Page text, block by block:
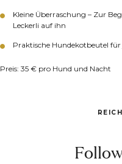
Kleine Überraschung – Zur
Leckerli auf ihn
Praktische Hundekotbeutel für
Preis: 35 € pro Hund und Nacht